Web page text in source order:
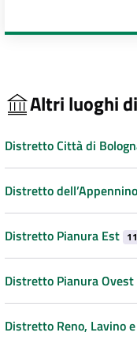
Altri luoghi
Distretto Città di
Distretto
Distretto Pianura Est 11
Distretto Pianura Ovest
Distretto Reno, Lavino